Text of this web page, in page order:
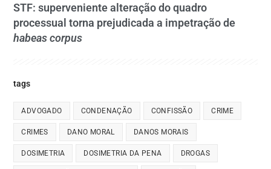
STF: superveniente alteração do quadro
processual torna prejudicada a impetração de
habeas corpus
tags
ADVOGADO CONDENAÇÃO CONFISSÃO CRIME
CRIMES DANO MORAL DANOS MORAIS
DOSIMETRIA DOSIMETRIA DA PENA DROGAS